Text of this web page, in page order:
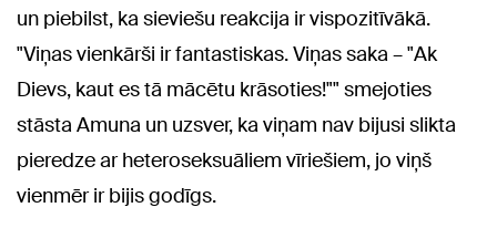
un piebilst, ka sieviešu reakcija ir vispozitīvākā.
"Viņas vienkārši ir fantastiskas. Viņas saka – "Ak
Dievs, kaut es tā mācētu krāsoties!"" smejoties
stāsta Amuna un uzsver, ka viņam nav bijusi slikta
pieredze ar heteroseksuāliem vīriešiem, jo viņš
vienmēr ir bijis godīgs.